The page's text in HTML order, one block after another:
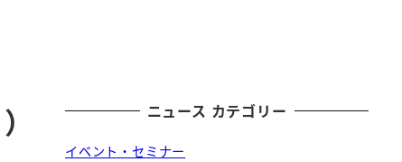
ニュース カテゴリー
イベント・セミナー